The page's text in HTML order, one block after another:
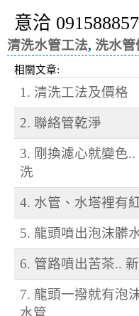
意洽
清洗水管工法, 洗水管
相關文章:
1. 清洗工法及價格
2. 聯絡管乾淨
3. 剛換濾心就變色
洗
4. 水管、水塔裡有
5. 龍頭噴出泡沫髒
6. 管路噴出苦茶..
7. 龍頭一撥就有泡